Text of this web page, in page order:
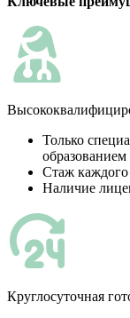
Только
образованием
Стаж
Наличие
Круглосуточная